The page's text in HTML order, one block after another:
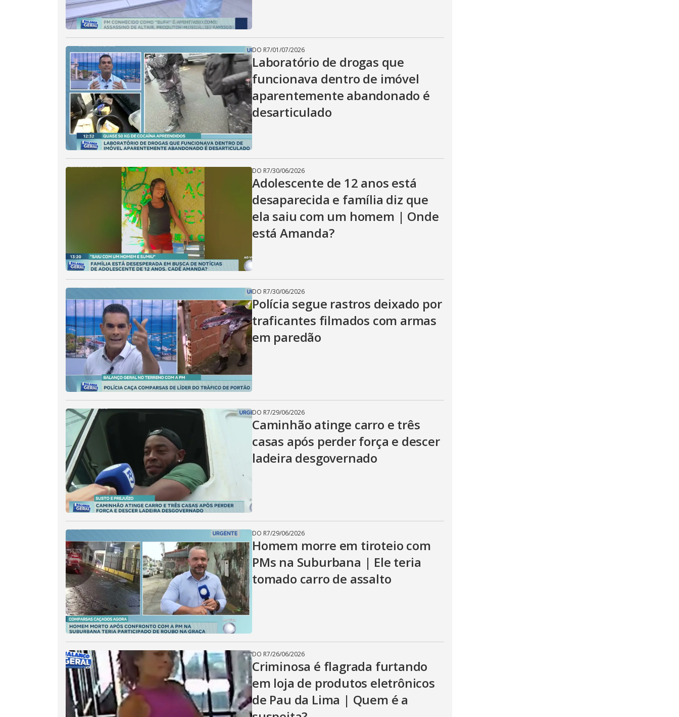
DO R7/01/07/2026
Laboratório de drogas que
funcionava dentro de imóvel
aparentemente abandonado é
desarticulado
DO R7/30/06/2026
Adolescente de 12 anos está
desaparecida e família diz que
ela saiu com um homem | Onde
está Amanda?
DO R7/30/06/2026
Polícia segue rastros deixado por
traficantes filmados com armas
em paredão
DO R7/29/06/2026
Caminhão atinge carro e três
casas após perder força e descer
ladeira desgovernado
DO R7/29/06/2026
Homem morre em tiroteio com
PMs na Suburbana | Ele teria
tomado carro de assalto
DO R7/26/06/2026
Criminosa é flagrada furtando
em loja de produtos eletrônicos
de Pau da Lima | Quem é a